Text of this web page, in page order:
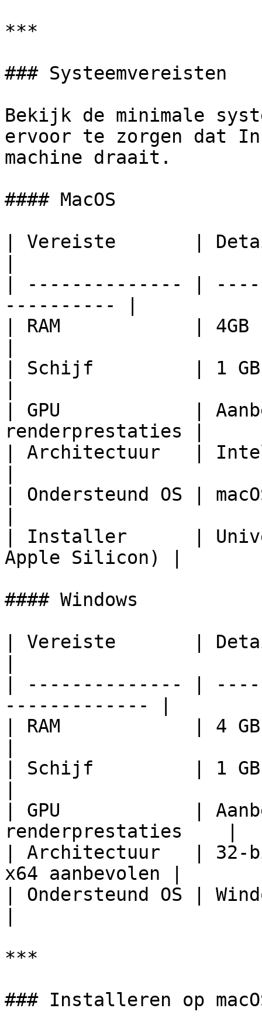
***
### Systeemvereisten
Bekijk de minimale
ervoor te zorgen dat
machine draait.
#### MacOS
| Vereiste       |
| -------------- |
---------- |
| RAM            | 4GB
| Schijf         | 1
| GPU            |
renderprestaties |
| Architectuur   |
| Ondersteund OS |
| Installer      |
Apple Silicon) |
#### Windows
| Vereiste       |
| -------------- |
------------- |
| RAM            | 4 GB
| Schijf         | 1
| GPU            |
renderprestaties    |
| Architectuur   | 32-
x64 aanbevolen |
| Ondersteund OS |
***
### Installeren op